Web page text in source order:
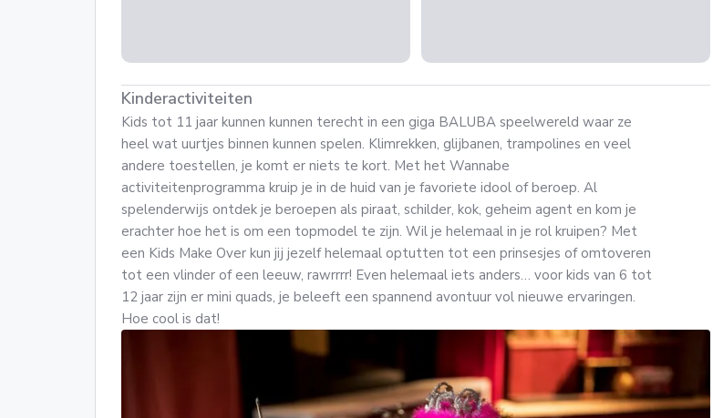
Kinderactiviteiten
Kids tot 11 jaar kunnen kunnen terecht in een giga BALUBA speelwereld waar ze
heel wat uurtjes binnen kunnen spelen. Klimrekken, glijbanen, trampolines en veel
andere toestellen, je komt er niets te kort. Met het Wannabe
activiteitenprogramma kruip je in de huid van je favoriete idool of beroep. Al
spelenderwijs ontdek je beroepen als piraat, schilder, kok, geheim agent en kom je
erachter hoe het is om een topmodel te zijn. Wil je helemaal in je rol kruipen? Met
een Kids Make Over kun jij jezelf helemaal optutten tot een prinsesjes of omtoveren
tot een vlinder of een leeuw, rawrrrr! Even helemaal iets anders… voor kids van 6 tot
12 jaar zijn er mini quads, je beleeft een spannend avontuur vol nieuwe ervaringen.
Hoe cool is dat!